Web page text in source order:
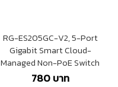
RG-ES205GC-V2, 5-Port
Gigabit Smart Cloud-
Managed Non-PoE Switch
780บาท